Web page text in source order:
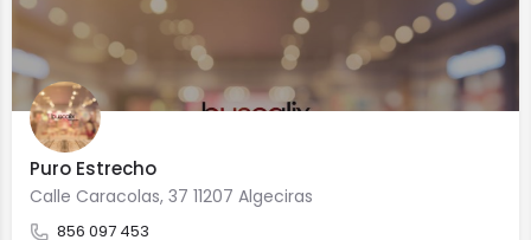
Puro Estrecho
Calle Caracolas, 37 11207 Algeciras
856 097 453